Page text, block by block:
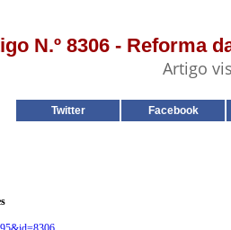
N.º 8306 - Reforma
Artigo
Twitter Facebook